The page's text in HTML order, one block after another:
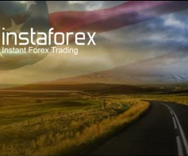
Трейдерлар учун